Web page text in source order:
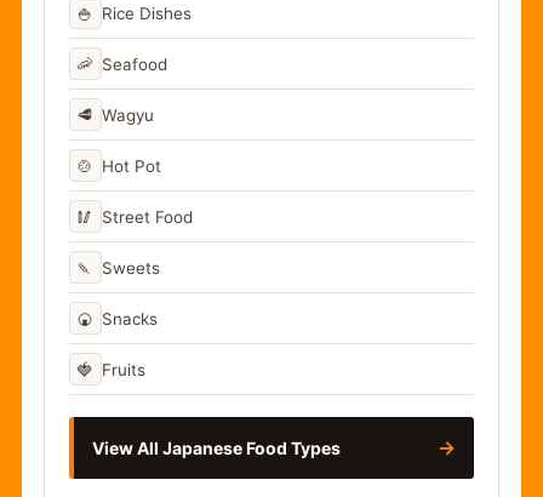
🍚 Rice Dishes
🦐 Seafood
🥩 Wagyu
🍲 Hot Pot
🥢 Street Food
🍡 Sweets
🍘 Snacks
🍓 Fruits
View All Japanese Food Types →